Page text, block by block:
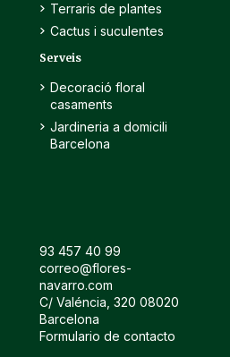
Terraris de plantes
Cactus i suculentes
Serveis
Decoració floral
casaments
Jardineria a domicili
Barcelona
93 457 40 99
correo@flores-
navarro.com
C/ Valéncia, 320 08020
Barcelona
Formulario de contacto